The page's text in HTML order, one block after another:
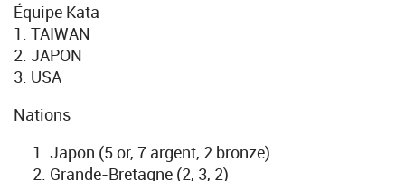
Équipe Kata
1. TAIWAN
2. JAPON
3. USA
Nations
Japon (5 or, 7 argent, 2 bronze)
Grande-Bretagne (2, 3, 2)